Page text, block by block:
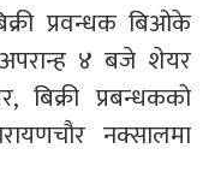
प्रवन्धक बिओके
४ बजे शेयर
प्रबन्धकको
नक्सालमा